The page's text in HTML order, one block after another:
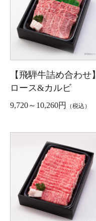
【飛騨牛詰め合わせ】
ロース&カルビ
9,720～10,260円 （税込）